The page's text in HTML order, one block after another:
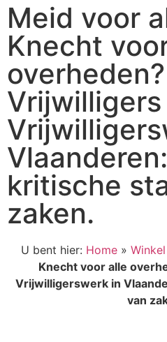
Meid voor
Knecht
overheden?
Vrijwilligers
kritische
zaken.
U bent hier: Home» Winkel
Knecht voor alle
Vrijwilligerswerk in
van